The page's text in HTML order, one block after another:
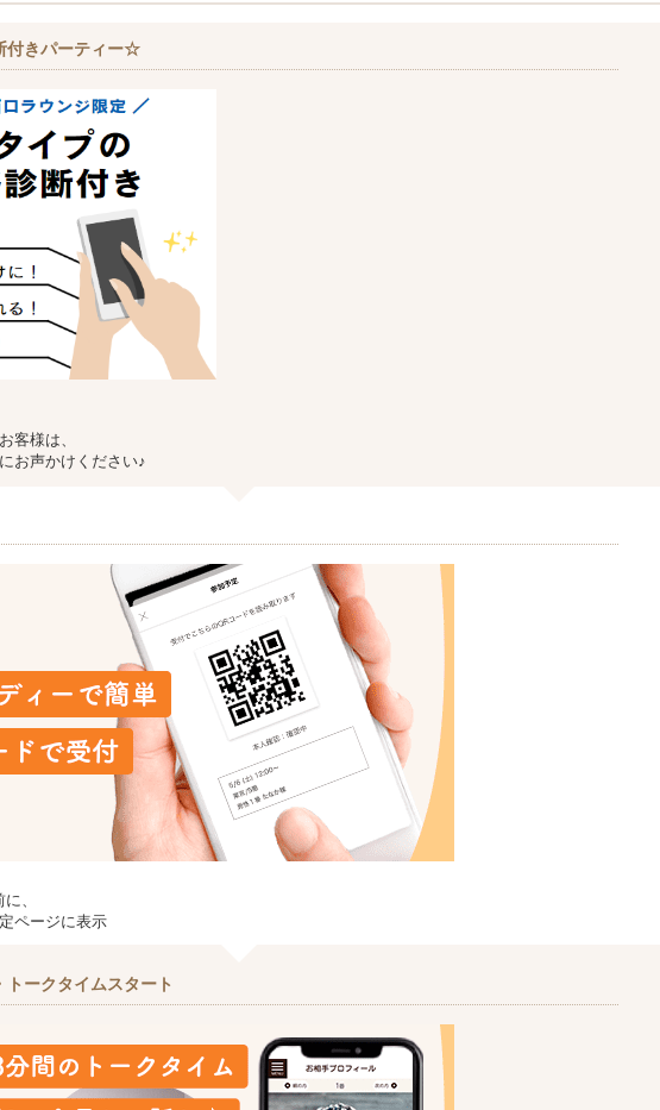
付きパーティー☆
客様は、
お声かけください♪
、
ページに表示
トークタイムスタート